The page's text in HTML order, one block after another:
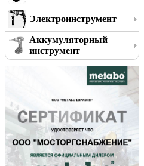
Электроинструмент
Аккумуляторный
инструмент